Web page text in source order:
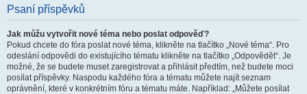
Psaní příspěvků
Jak můžu vytvořit nové téma nebo poslat odpověď?
Pokud chcete do fóra poslat nové téma, klikněte na tlačítko „Nové téma“. Pro
odeslání odpovědi do existujícího tématu klikněte na tlačítko „Odpovědět“. Je
možné, že se budete muset zaregistrovat a přihlásit předtím, než budete moci
posílat příspěvky. Naspodu každého fóra a tématu můžete najít seznam
oprávnění, které v konkrétním fóru a tématu máte. Například: „Můžete posílat